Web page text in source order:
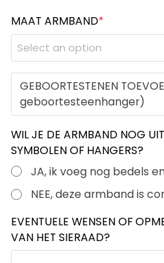
MAAT ARMBAND*
Select an option
NEWBORN - 10 CM met
0-6 MAANDEN - 11 CM
6 - 12 MAANDEN - 12 CM met
1 - 2 JAAR - 13 CM met
2-3 JAAR - 14 CM met
€3,00
GEBOORTESTENEN
geboortesteenhanger)
WIL JE DE ARMBAND NOG
SYMBOLEN OF HANGERS?
JA, ik voeg nog bedels
NEE, deze armband is
EVENTUELE WENSEN OF
VAN HET SIERAAD?